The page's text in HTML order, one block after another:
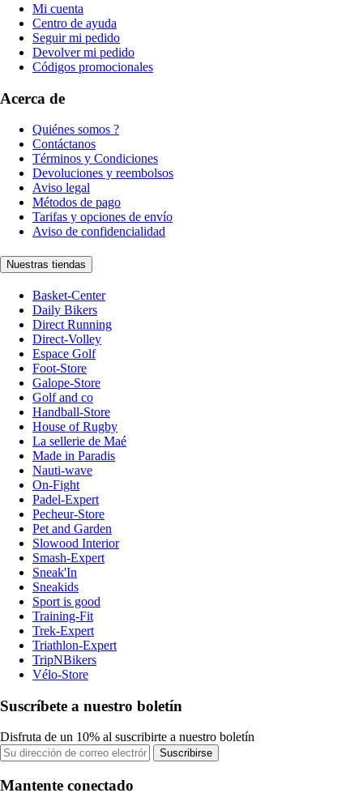
Mi cuenta
Centro de ayuda
Seguir mi pedido
Devolver mi pedido
Códigos promocionales
Acerca de
Quiénes somos ?
Contáctanos
Términos y Condiciones
Devoluciones y reembolsos
Aviso legal
Métodos de pago
Tarifas y opciones de envío
Aviso de confidencialidad
Nuestras tiendas
Basket-Center
Daily Bikers
Direct Running
Direct-Volley
Espace Golf
Foot-Store
Galope-Store
Golf and co
Handball-Store
House of Rugby
La sellerie de Maé
Made in Paradis
Nauti-wave
On-Fight
Padel-Expert
Pecheur-Store
Pet and Garden
Slowood Interior
Smash-Expert
Sneak'In
Sneakids
Sport is good
Training-Fit
Trek-Expert
Triathlon-Expert
TripNBikers
Vélo-Store
Suscríbete a nuestro boletín
Disfruta de un 10% al suscribirte a nuestro boletín
Suscribirse
Mantente conectado